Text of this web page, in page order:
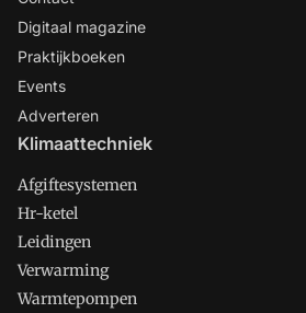
Digitaal magazine
Praktijkboeken
Events
Adverteren
Klimaattechniek
Afgiftesystemen
Hr-ketel
Leidingen
Verwarming
Warmtepompen